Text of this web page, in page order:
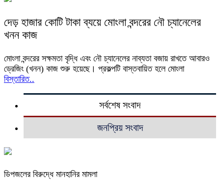
দেড় হাজার কোটি টাকা ব্যয়ে মোংলা বন্দরের নৌ চ্যানেলের
খনন কাজ
মোংলা বন্দরের সক্ষমতা বৃদ্ধি এবং নৌ চ্যানেলের নাব্যতা বজায় রাখতে আবারও
ড্রেজিং (খনন) কাজ শুরু হয়েছে। প্রকল্পটি বাস্তবায়িত হলে মোংলা
বিস্তারিত..
সর্বশেষ সংবাদ
জনপ্রিয় সংবাদ
ডিপজলের বিরুদ্ধে মানহানির মামলা